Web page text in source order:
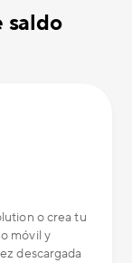
saldo
o crea tu
móvil y
descargada